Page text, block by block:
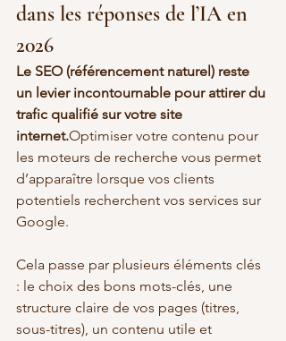
dans les réponses de l’IA en
2026
Le SEO (référencement naturel) reste
un levier incontournable pour attirer du
trafic qualifié sur votre site
internet.Optimiser votre contenu pour
les moteurs de recherche vous permet
d’apparaître lorsque vos clients
potentiels recherchent vos services sur
Google.
Cela passe par plusieurs éléments clés
: le choix des bons mots-clés, une
structure claire de vos pages (titres,
sous-titres), un contenu utile et